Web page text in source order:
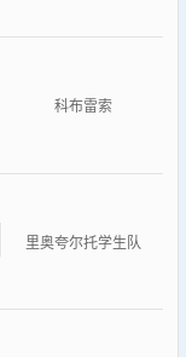
科布雷索
里奥夸尔托学生队